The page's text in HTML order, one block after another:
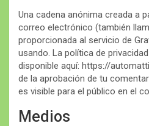
Una cadena anónima creada a
correo electrónico (también
proporcionada al servicio de
usando. La política de
disponible aquí: https://
de la aprobación de tu
es visible para el público en el
Medios